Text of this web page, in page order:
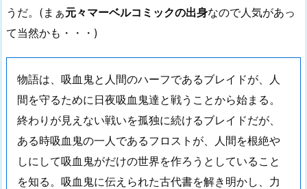
うだ。(まぁ元々マーベルコミックの出身なので人気があっ
て当然かも・・・)
物語は、吸血鬼と人間のハーフであるブレイドが、人
間を守るために日夜吸血鬼達と戦うことから始まる。
終わりが見えない戦いを孤独に続けるブレイドだが、
ある時吸血鬼の一人であるフロストが、人間を根絶や
しにして吸血鬼がだけの世界を作ろうとしていること
を知る。吸血鬼に伝えられた古代書を解き明かし、力